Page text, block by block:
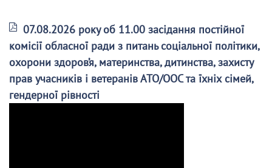
07.08.2026 року об 11.00 засідання постійної
комісії обласної ради з питань соціальної політики,
охорони здоров’я, материнства, дитинства, захисту
прав учасників і ветеранів АТО/ООС та їхніх сімей,
гендерної рівності